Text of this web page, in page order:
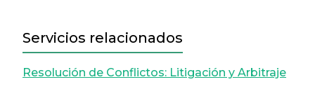
Servicios relacionados
Resolución de Conflictos: Litigación y Arbitraje